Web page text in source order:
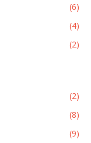
(6)
(4)
(2)
(2)
(8)
(9)